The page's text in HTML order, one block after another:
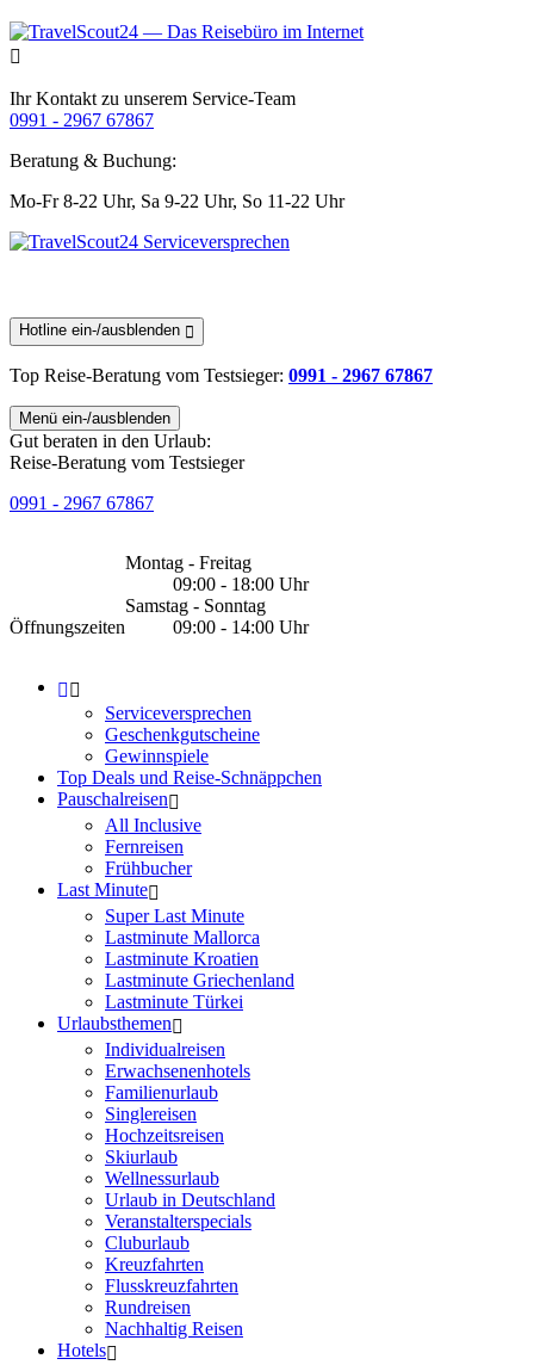
Ihr Kontakt zu unserem Service-Team
0991 - 2967 67867
Beratung & Buchung:
Mo-Fr 8-22 Uhr, Sa 9-22 Uhr, So 11-22 Uhr
Hotline ein-/ausblenden
Top Reise-Beratung vom Testsieger: 0991 - 2967 67867
Menü ein-/ausblenden
Gut beraten in den Urlaub:
Reise-Beratung vom Testsieger
0991 - 2967 67867
Öffnungszeiten
Montag - Freitag
09:00 - 18:00 Uhr
Samstag - Sonntag
09:00 - 14:00 Uhr
Serviceversprechen
Geschenkgutscheine
Gewinnspiele
Top Deals und Reise-Schnäppchen
Pauschalreisen
All Inclusive
Fernreisen
Frühbucher
Last Minute
Super Last Minute
Lastminute Mallorca
Lastminute Kroatien
Lastminute Griechenland
Lastminute Türkei
Urlaubsthemen
Individualreisen
Erwachsenenhotels
Familienurlaub
Singlereisen
Hochzeitsreisen
Skiurlaub
Wellnessurlaub
Urlaub in Deutschland
Veranstalterspecials
Cluburlaub
Kreuzfahrten
Flusskreuzfahrten
Rundreisen
Nachhaltig Reisen
Hotels